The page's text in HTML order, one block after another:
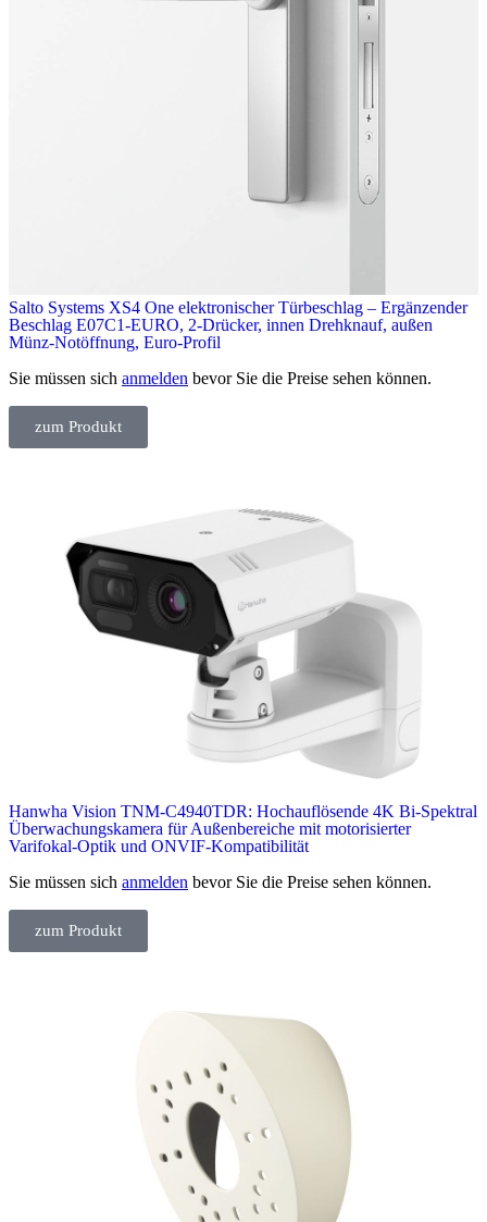
Salto Systems XS4 One elektronischer Türbeschlag – Ergänzender
Beschlag E07C1-EURO, 2-Drücker, innen Drehknauf, außen
Münz-Notöffnung, Euro-Profil
Sie müssen sich anmelden bevor Sie die Preise sehen können.
zum Produkt
Hanwha Vision TNM-C4940TDR: Hochauflösende 4K Bi-Spektral
Überwachungskamera für Außenbereiche mit motorisierter
Varifokal-Optik und ONVIF-Kompatibilität
Sie müssen sich anmelden bevor Sie die Preise sehen können.
zum Produkt